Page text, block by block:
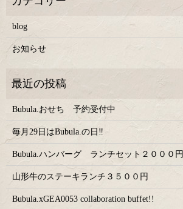
blog
お知らせ
Bubula.おせち 予約受付中
毎月29日はBubula.の日‼
Bubula.ハンバーグ ランチセット２０００円
山形牛のステーキランチ３５００円
Bubula.xGEA0053 collaboration buffet!!